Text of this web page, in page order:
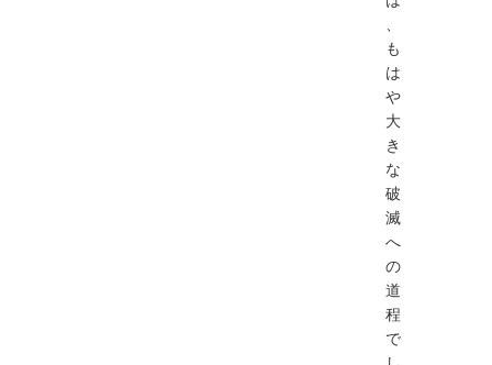
、
も
は
や
大
き
な
破
滅
へ
の
道
程
で